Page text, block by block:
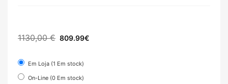
1130,00€ 809.99€
Em Loja (1 Em stock)
On-Line (0 Em stock)